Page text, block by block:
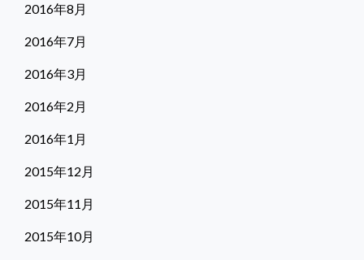
2016年8月
2016年7月
2016年3月
2016年2月
2016年1月
2015年12月
2015年11月
2015年10月